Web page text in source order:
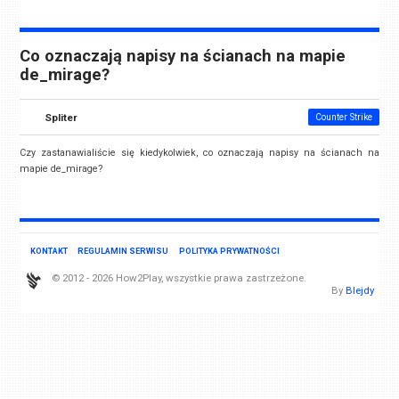
Co oznaczają napisy na ścianach na mapie
de_mirage?
Spliter Counter Strike
Czy zastanawialiście się kiedykolwiek, co oznaczają napisy na ścianach na
mapie de_mirage?
KONTAKT REGULAMIN SERWISU POLITYKA PRYWATNOŚCI
© 2012 - 2026 How2Play, wszystkie prawa zastrzeżone.
By Blejdy